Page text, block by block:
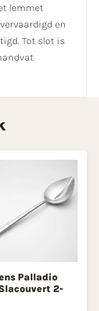
lemmet
en
Tot slot is
Palladio
2-